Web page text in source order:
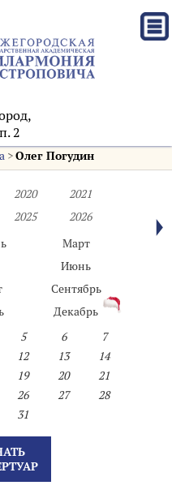
2
>Олег Погудин
2020
2021
2025
2026
Март
Июнь
Сентябрь
Декабрь
5 6
7
12 13
14
19 20
21
26 27
28
31